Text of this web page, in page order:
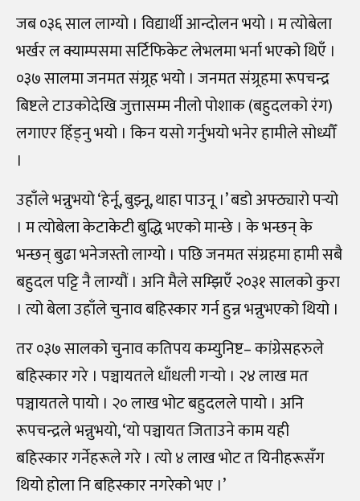
जब ०३६ साल लाग्यो । विद्यार्थी आन्दोलन भयो । म त्योबेला
भर्खर ल क्याम्पसमा सर्टिफिकेट लेभलमा भर्ना भएको थिएँ ।
०३७ सालमा जनमत संग्र्रह भयो । जनमत संग्र्रहमा रूपचन्द्र
बिष्टले टाउकोदेखि जुत्तासम्म नीलो पोशाक (बहुदलको रंग)
लगाएर हिँड्नु भयो । किन यसो गर्नुभयो भनेर हामीले सोध्यौँ
।
उहाँले भन्नुभयो ‘हेर्नू, बुझ्नू, थाहा पाउनू ।’ बडो अफ्ठ्यारो पर्‍यो
। म त्योबेला केटाकेटी बुद्धि भएको मान्छे । के भन्छन् के
भन्छन् बुढा भनेजस्तो लाग्यो । पछि जनमत संग्रहमा हामी सबै
बहुदल पट्टि नै लाग्यौं । अनि मैले सम्झिएँ २०३१ सालको कुरा
। त्यो बेला उहाँले चुनाव बहिस्कार गर्न हुन्न भन्नुभएको थियो ।
तर ०३७ सालको चुनाव कतिपय कम्युनिष्ट– कांग्रेसहरुले
बहिस्कार गरे । पञ्चायतले धाँधली गर्‍यो । २४ लाख मत
पञ्चायतले पायो । २० लाख भोट बहुदलले पायो । अनि
रूपचन्द्रले भन्नुभयो, ‘यो पञ्चायत जिताउने काम यही
बहिस्कार गर्नेहरूले गरे । त्यो ४ लाख भोट त यिनीहरूसँग
थियो होला नि बहिस्कार नगरेको भए ।’